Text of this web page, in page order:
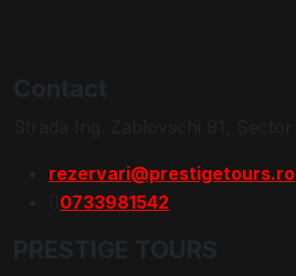
rezervari@prestigetours.ro
0733981542